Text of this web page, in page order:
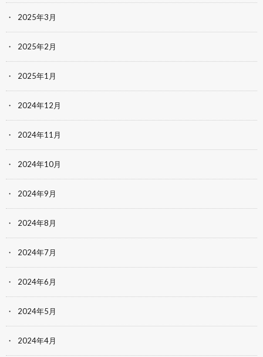
2025年3月
2025年2月
2025年1月
2024年12月
2024年11月
2024年10月
2024年9月
2024年8月
2024年7月
2024年6月
2024年5月
2024年4月